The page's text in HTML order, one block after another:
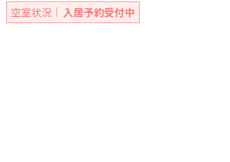
空室状況 入居予約受付中